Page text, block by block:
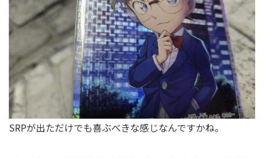
SRPが出ただけでも喜ぶべきな感じなんですかね。